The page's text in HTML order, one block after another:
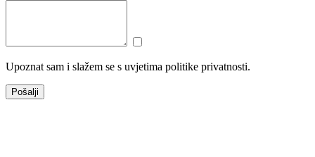
Upoznat sam i slažem se s uvjetima politike privatnosti.
Pošalji